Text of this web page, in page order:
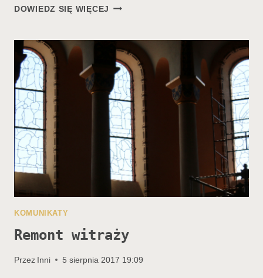
DOWIEDZ SIĘ WIĘCEJ W
KOMUNIKATY
Remont witraży
Przez Inni 5 sierpnia 2017 19:09